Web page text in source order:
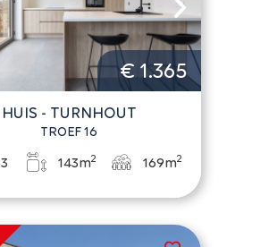
€ 1.365
HUIS - TURNHOUT
TROEF 16
3 143m2 169m2